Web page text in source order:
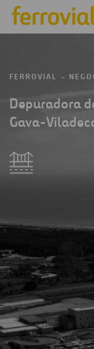
FERROVIAL
Depuradora
Gava-